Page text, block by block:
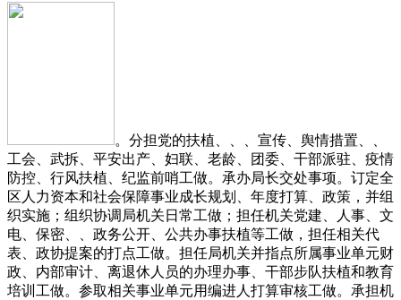
。分担党的扶植、、、宣传、舆情措置、、
工会、武拆、平安出产、妇联、老龄、团委、干部派驻、疫情
防控、行风扶植、纪监前哨工做。承办局长交处事项。订定全
区人力资本和社会保障事业成长规划、年度打算、政策，并组
织实施；组织协调局机关日常工做；担任机关党建、人事、文
电、保密、、政务公开、公共办事扶植等工做，担任相关代
表、政协提案的打点工做。担任局机关并指点所属事业单元财
政、内部审计、离退休人员的办理办事、干部步队扶植和教育
培训工做。参取相关事业单元用编进人打算审核工做。承担机